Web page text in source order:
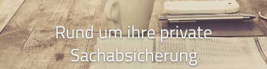
Rund um ihre private
Sachabsicherung